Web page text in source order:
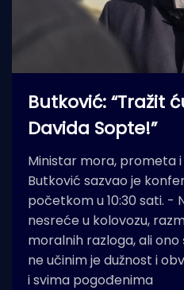
Butković: “Tražit
Davida Sopte!”
Ministar mora, prometa
Butković sazvao je
početkom u 10:30 sati. -
nesreće u kolovozu,
moralnih razloga, ali
ne učinim je dužnost i
i svima pogođenima